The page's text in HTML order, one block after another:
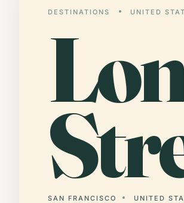
DESTINATIONS UNITED
SAN FRANCISCO UNITED